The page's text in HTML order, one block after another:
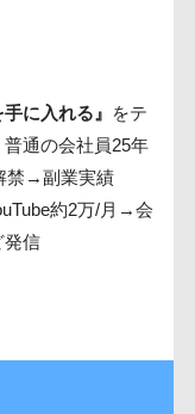
に入れる』
をテ
通の会社員25年
禁→副業実績
約2万/月→会
発信